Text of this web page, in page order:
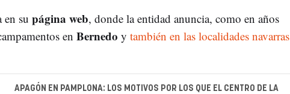
su página web, donde la entidad anuncia, como en años
en Bernedo y también en las localidades navarras
APAGÓN EN PAMPLONA: LOS MOTIVOS POR LOS QUE EL CENTRO DE LA